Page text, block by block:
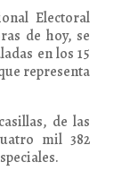
Electoral
de hoy, se
en los 15
representa
de las
mil 382